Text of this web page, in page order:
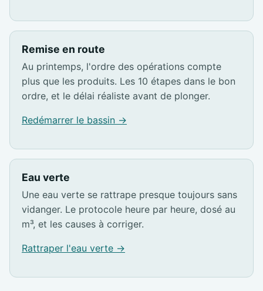
Remise en route
Au printemps, l'ordre des opérations compte
plus que les produits. Les 10 étapes dans le bon
ordre, et le délai réaliste avant de plonger.
Redémarrer le bassin →
Eau verte
Une eau verte se rattrape presque toujours sans
vidanger. Le protocole heure par heure, dosé au
m³, et les causes à corriger.
Rattraper l'eau verte →